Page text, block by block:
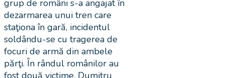
grup de români s-a angajat în
dezarmarea unui tren care
staţiona în gară, incidentul
soldându-se cu tragerea de
focuri de armă din ambele
părţi. În rândul românilor au
fost două victime, Dumitru